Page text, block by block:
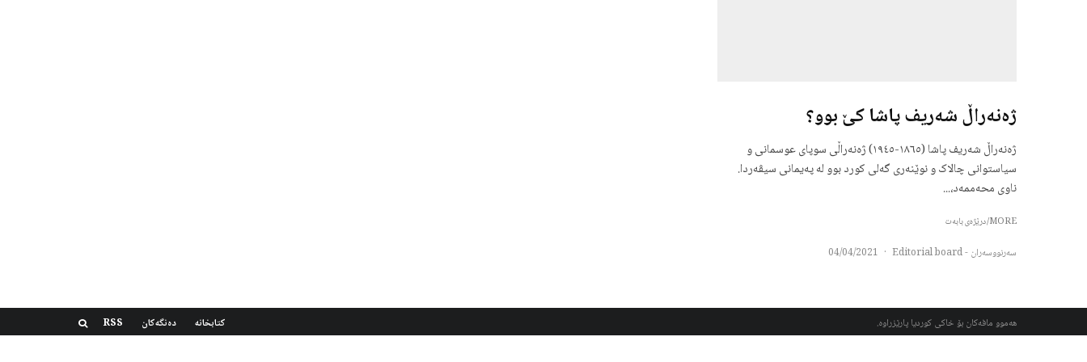
ژەنەراڵ شەریف پاشا کێ بوو؟
ژەنەراڵ شەریف پاشا (١٨٦٥-١٩٤٥) ژەنەراڵی سوپای عوسمانی و
سیاستوانی چالاک و نوێنەری گەلی کورد بوو لە پەیمانی سیڤەردا.
ناوی محەممەد،...
MORE/درێژەی بابەت
سەرنووسەران - Editorial board ·
04/04/2021
هەموو مافەکان بۆ خاکی کوردیا پارێزراوە. کتابخانه دەنگەکان RSS